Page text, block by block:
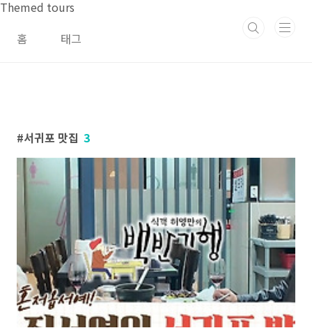
본문 바로가기
Themed tours
홈
태그
서귀포 맛집 3